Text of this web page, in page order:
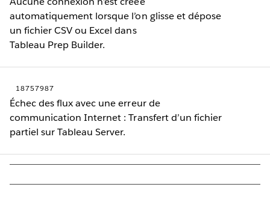
automatiquement lorsque l’on glisse et dépose
un fichier CSV ou Excel dans
Tableau Prep Builder.
18757987
Échec des flux avec une erreur de
communication Internet : Transfert d’un fichier
partiel sur Tableau Server.